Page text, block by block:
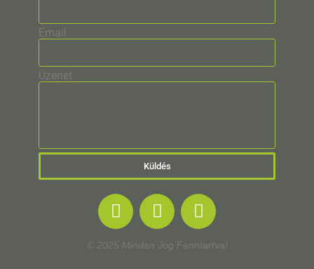
Email
Üzenet
Küldés
© 2025 Minden Jog Fenntartva!